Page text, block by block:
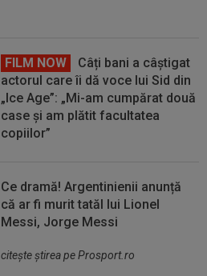
FILM NOW
Câți bani a câștigat
actorul care îi dă voce lui Sid din
„Ice Age”: „Mi-am cumpărat două
case și am plătit facultatea
copiilor”
Ce dramă! Argentinienii anunță
că ar fi murit tatăl lui Lionel
Messi, Jorge Messi
citeşte ştirea pe Prosport.ro